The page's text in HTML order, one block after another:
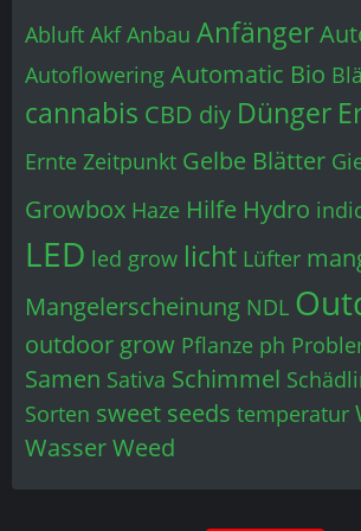
Abluft Akf Anbau Anfänger
Autoflowering Automatic Bio
cannabis CBD diy Dünger
Ernte Zeitpunkt Gelbe Blätter
Growbox Haze Hilfe Hydro
LED led grow licht Lüfter
Mangelerscheinung NDL
outdoor grow Pflanze ph
Samen Sativa Schimmel
Sorten sweet seeds temperatur
WasserWeed